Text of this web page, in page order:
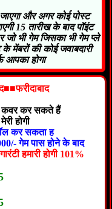
और अगर कोई पोस्ट
15 तारीख के बाद पॉइंट
जो भी गेम जिसका भी गेम प्ले
की कोई जवाबदारी
आपका होगा
कवर कर सकते हैं
होगी
कर सकता ह
गेम पास होने के बाद
हमारी होगी 101%